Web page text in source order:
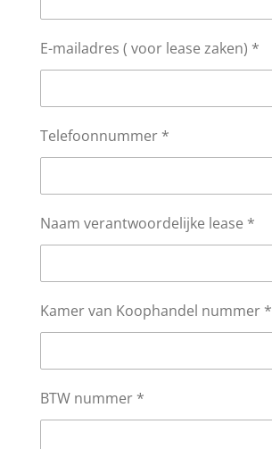
E-mailadres ( voor lease zaken) *
Telefoonnummer *
Naam verantwoordelijke lease *
Kamer van Koophandel nummer *
BTW nummer *